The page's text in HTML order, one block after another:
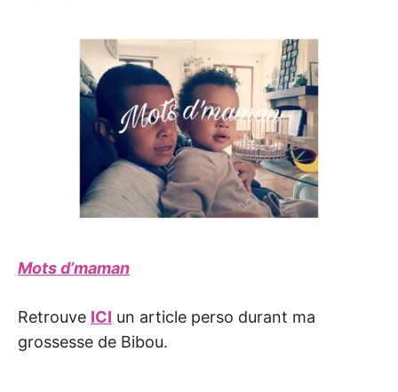
Mots d’maman
Retrouve ICI un article perso durant ma
grossesse de Bibou.